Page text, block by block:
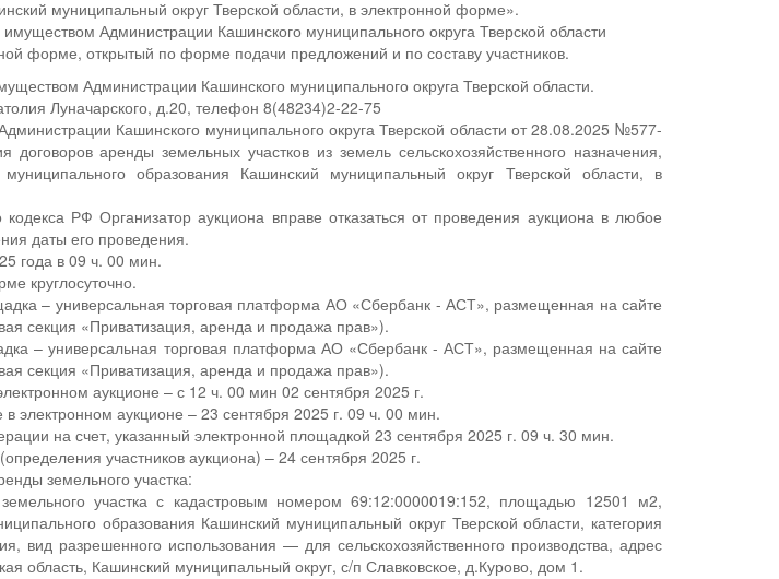
муниципальный округ Тверской области, в электронной форме».
Администрации Кашинского муниципального округа Тверской области
форме, открытый по форме подачи предложений и по составу участников.
Администрации Кашинского муниципального округа Тверской области.
Луначарского, д.20, телефон 8(48234)2-22-75
Кашинского муниципального округа Тверской области от 28.08.2025 №577-
аренды земельных участков из земель сельскохозяйственного назначения,
образования Кашинский муниципальный округ Тверской области, в
РФ Организатор аукциона вправе отказаться от проведения аукциона в любое
даты его проведения.
года в 09 ч. 00 мин.
круглосуточно.
– универсальная торговая платформа АО «Сбербанк - АСТ», размещенная на сайте
секция «Приватизация, аренда и продажа прав»).
– универсальная торговая платформа АО «Сбербанк - АСТ», размещенная на сайте
секция «Приватизация, аренда и продажа прав»).
аукционе – с 12 ч. 00 мин 02 сентября 2025 г.
электронном аукционе – 23 сентября 2025 г. 09 ч. 00 мин.
на счет, указанный электронной площадкой 23 сентября 2025 г. 09 ч. 30 мин.
участников аукциона) – 24 сентября 2025 г.
земельного участка:
участка с кадастровым номером 69:12:0000019:152, площадью 12501 м2,
образования Кашинский муниципальный округ Тверской области, категория
вид разрешенного использования — для сельскохозяйственного производства, адрес
область, Кашинский муниципальный округ, с/п Славковское, д.Курово, дом 1.